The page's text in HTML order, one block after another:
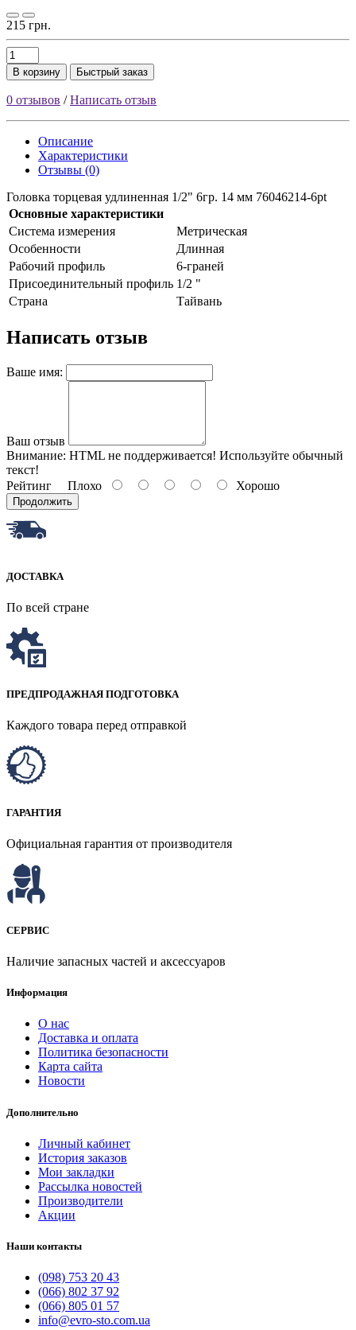
215 грн.
В корзину Быстрый заказ
0 отзывов /Написать отзыв
Описание
Характеристики
Отзывы (0)
Головка торцевая удлиненная 1/2" 6гр. 14 мм 76046214-6pt
Основные характеристики
Cиcтeмa измepeния
Meтpичecкaя
Ocoбeннocти
Длиннaя
Paбoчий пpoфиль
6-гpaнeй
Пpиcoeдинитeльный пpoфиль 1/2 "
Страна
Тайвань
Написать отзыв
Ваше имя:
Ваш отзыв
Внимание: HTML не поддерживается! Используйте обычный
текст!
Рейтинг Плохо Хорошо
Продолжить
ДОСТАВКА
По всей стране
ПРЕДПРОДАЖНАЯ ПОДГОТОВКА
Каждого товара перед отправкой
ГАРАНТИЯ
Официальная гарантия от производителя
СЕРВИС
Наличие запасных частей и аксессуаров
Информация
О нас
Доставка и оплата
Политика безопасности
Карта сайта
Новости
Дополнительно
Личный кабинет
История заказов
Мои закладки
Рассылка новостей
Производители
Акции
Наши контакты
(098) 753 20 43
(066) 802 37 92
(066) 805 01 57
info@evro-sto.com.ua